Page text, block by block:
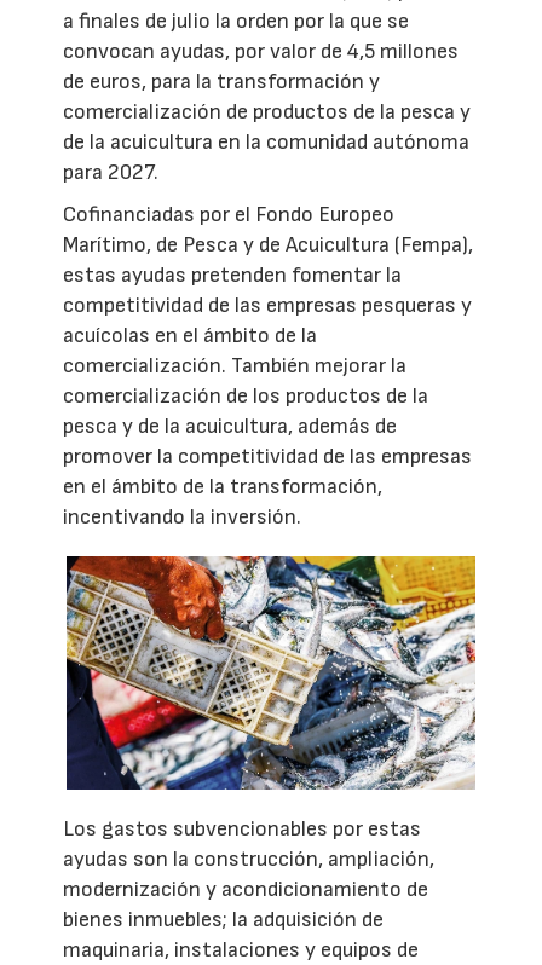
a finales de julio la orden por la que se
convocan ayudas, por valor de 4,5 millones
de euros, para la transformación y
comercialización de productos de la pesca y
de la acuicultura en la comunidad autónoma
para 2027.
Cofinanciadas por el Fondo Europeo
Marítimo, de Pesca y de Acuicultura (Fempa),
estas ayudas pretenden fomentar la
competitividad de las empresas pesqueras y
acuícolas en el ámbito de la
comercialización. También mejorar la
comercialización de los productos de la
pesca y de la acuicultura, además de
promover la competitividad de las empresas
en el ámbito de la transformación,
incentivando la inversión.
Los gastos subvencionables por estas
ayudas son la construcción, ampliación,
modernización y acondicionamiento de
bienes inmuebles; la adquisición de
maquinaria, instalaciones y equipos de